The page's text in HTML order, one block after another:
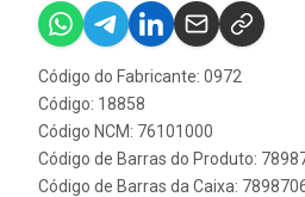
Código do Fabricante: 0972
Código: 18858
Código NCM: 76101000
Código de Barras do Produto:
Código de Barras da Caixa: